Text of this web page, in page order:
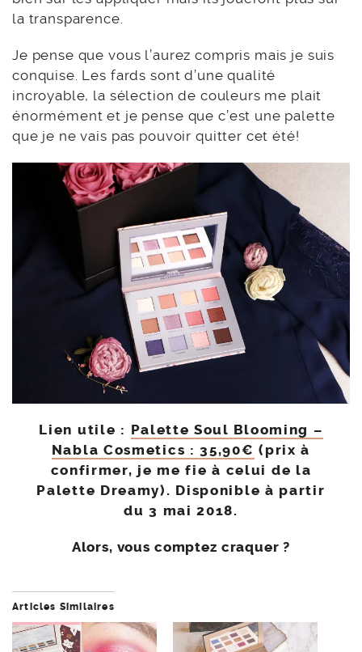
la transparence.
Je pense que vous l’aurez compris mais je suis
conquise. Les fards sont d’une qualité
incroyable, la sélection de couleurs me plait
énormément et je pense que c’est une palette
que je ne vais pas pouvoir quitter cet été!
Lien utile : Palette Soul Blooming –
Nabla Cosmetics : 35,90€ (prix à
confirmer, je me fie à celui de la
Palette Dreamy). Disponible à partir
du 3 mai 2018.
Alors, vous comptez craquer ?
Articles Similaires